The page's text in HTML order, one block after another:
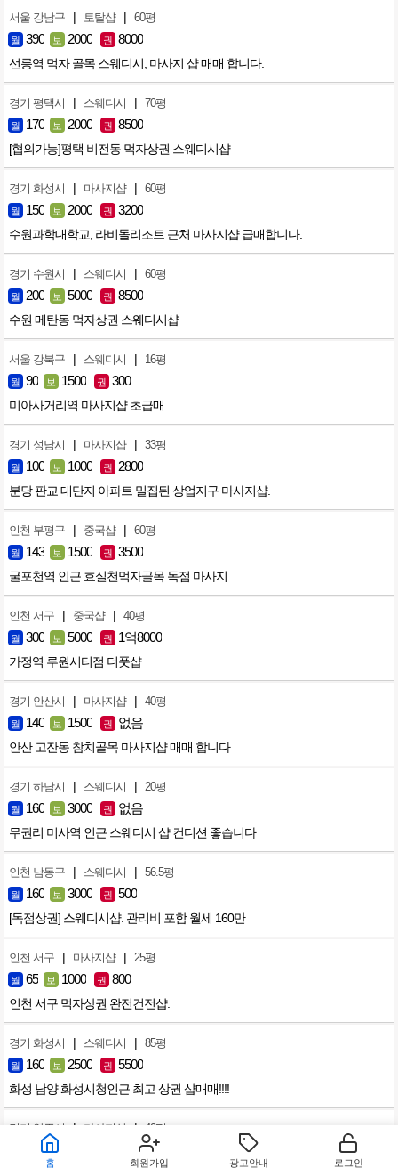
서울 강남구 | 토탈샵 | 60평
월 390 보 2000 권 8000
선릉역 먹자 골목 스웨디시, 마사지 샵 매매 합니다.
경기 평택시 | 스웨디시 | 70평
월 170 보 2000 권 8500
[협의가능]평택 비전동 먹자상권 스웨디시샵
경기 화성시 | 마사지샵 | 60평
월 150 보 2000 권 3200
수원과학대학교, 라비돌리조트 근처 마사지샵 급매합니다.
경기 수원시 | 스웨디시 | 60평
월 200 보 5000 권 8500
수원 메탄동 먹자상권 스웨디시샵
서울 강북구 | 스웨디시 | 16평
월 90 보 1500 권 300
미아사거리역 마사지샵 초급매
경기 성남시 | 마사지샵 | 33평
월 100 보 1000 권 2800
분당 판교 대단지 아파트 밀집된 상업지구 마사지샵.
인천 부평구 | 중국샵 | 60평
월 143 보 1500 권 3500
굴포천역 인근 효실천먹자골목 독점 마사지
인천 서구 | 중국샵 | 40평
월 300 보 5000 권 1억8000
가정역 루원시티점 더풋샵
경기 안산시 | 마사지샵 | 40평
월 140 보 1500 권 없음
안산 고잔동 참치골목 마사지샵 매매 합니다
경기 하남시 | 스웨디시 | 20평
월 160 보 3000 권 없음
무권리 미사역 인근 스웨디시 샵 컨디션 좋습니다
인천 남동구 | 스웨디시 | 56.5평
월 160 보 3000 권 500
[독점상권] 스웨디시샵. 관리비 포함 월세 160만
인천 서구 | 마사지샵 | 25평
월 65 보 1000 권 800
인천 서구 먹자상권 완전건전샵.
경기 화성시 | 스웨디시 | 85평
월 160 보 2500 권 5500
화성 남양 화성시청인근 최고 상권 샵매매!!!!
경기 양주시 | 마사지샵 | 40평
150 보 4000
홈 회원가입 광고안내 로그인